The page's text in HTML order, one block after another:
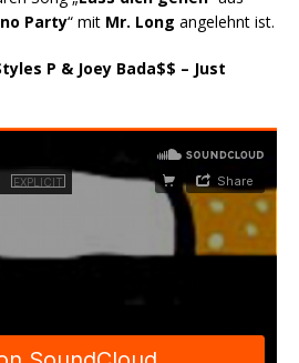
Party“ mit Mr. Long angelehnt ist.
P & Joey Bada$$ – Just